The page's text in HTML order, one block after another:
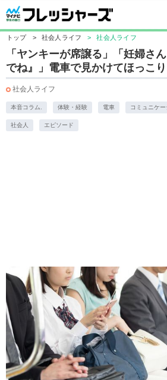
トップ > 社会人ライフ > 社会人ライフ
「ヤンキーが席譲る」「妊婦さ
でね』」電車で見かけてほっこ
社会人ライフ
本音コラム. 体験・経験 電車 コミュニケー
社会人 エピソード